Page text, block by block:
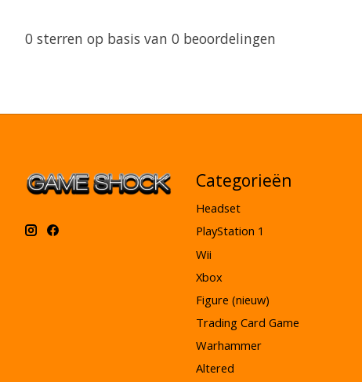
0 sterren op basis van 0 beoordelingen
Categorieën
Headset
PlayStation 1
Wii
Xbox
Figure (nieuw)
Trading Card Game
Warhammer
Altered